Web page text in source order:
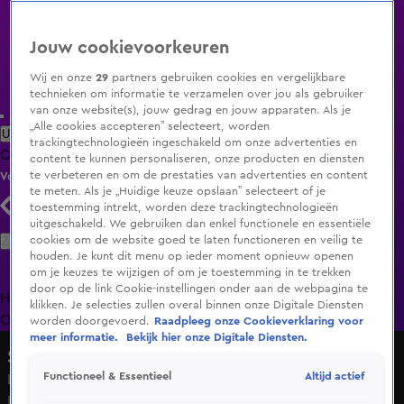
Uitzending Gemist Populaire programma's Zenders Genres
ClipsFilmsRadioSmart TV inlogShop
Volg KIJK
Zoeken
HomeUitzending Gemist Programma's De Bondgenoten
OranjezomerLivestreamsShop
So You Think You Can Dance
Djunelle, Damiano & Joshua knallen op het podium |
Jouw cookievoorkeuren
Wij en onze29 partners gebruiken cookies en vergelijkbare
technieken om informatie te verzamelen over jou als gebruiker
van onze website(s), jouw gedrag en jouw apparaten. Als je
„Alle cookies accepteren” selecteert, worden
trackingtechnologieën ingeschakeld om onze advertenties en
content te kunnen personaliseren, onze producten en diensten
te verbeteren en om de prestaties van advertenties en content
te meten. Als je „Huidige keuze opslaan” selecteert of je
toestemming intrekt, worden deze trackingtechnologieën
uitgeschakeld. We gebruiken dan enkel functionele en essentiële
cookies om de website goed te laten functioneren en veilig te
houden. Je kunt dit menu op ieder moment opnieuw openen
om je keuzes te wijzigen of om je toestemming in te trekken
door op de link Cookie-instellingen onder aan de webpagina te
klikken. Je selecties zullen overal binnen onze Digitale Diensten
worden doorgevoerd.
Raadpleeg onze Cookieverklaring voor
meer informatie.
Bekijk hier onze Digitale Diensten.
Functioneel & Essentieel Altijd actief